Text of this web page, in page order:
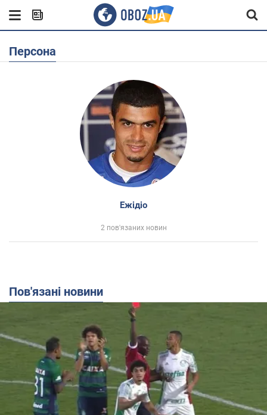
Персона
Ежідіо
2 пов'язаних новин
Пов'язані новини